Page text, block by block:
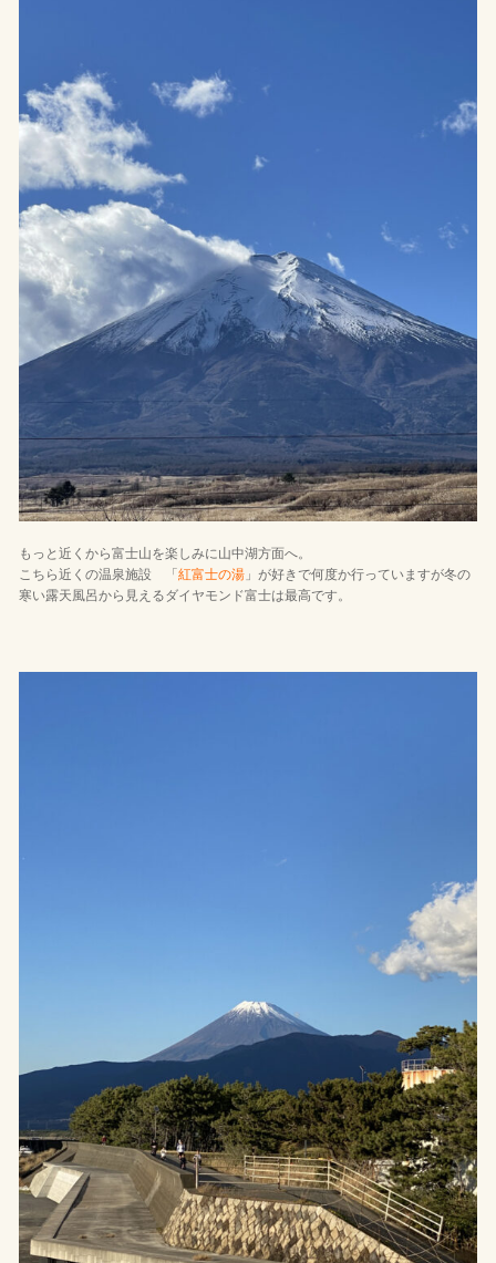
もっと近くから富士山を楽しみに山中湖方面へ。
こちら近くの温泉施設 「紅富士の湯」が好きで何度か行っていますが冬の
寒い露天風呂から見えるダイヤモンド富士は最高です。